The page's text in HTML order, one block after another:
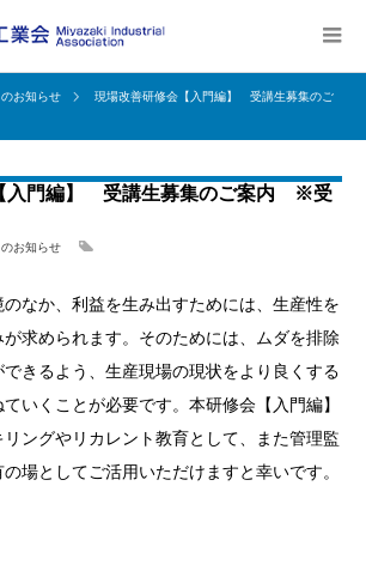
お知らせ
現場改善研修会【入門編】 受講生募集のご
入門編】 受講生募集のご案内 ※受
お知らせ
なか、利益を生み出すためには、生産性を
求められます。そのためには、ムダを排除
できるよう、生産現場の現状をより良くする
ていくことが必要です。本研修会【入門編】
ングやリカレント教育として、また管理監
場としてご活用いただけますと幸いです。